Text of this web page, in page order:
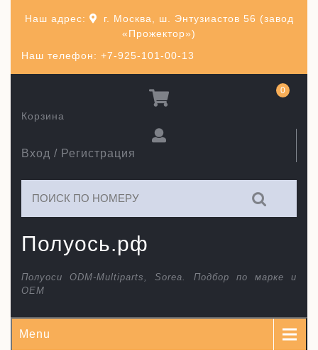
Наш телефон: +7-925-101-00-13
Наш адрес:
г. Москва, ш. Энтузиастов 56 (завод
«Прожектор»)
Полуось.рф
Полуоси ODM-Multiparts, Sorea. Подбор по марке и
ОЕМ
Вход / Регистрация
Корзина
0
Menu